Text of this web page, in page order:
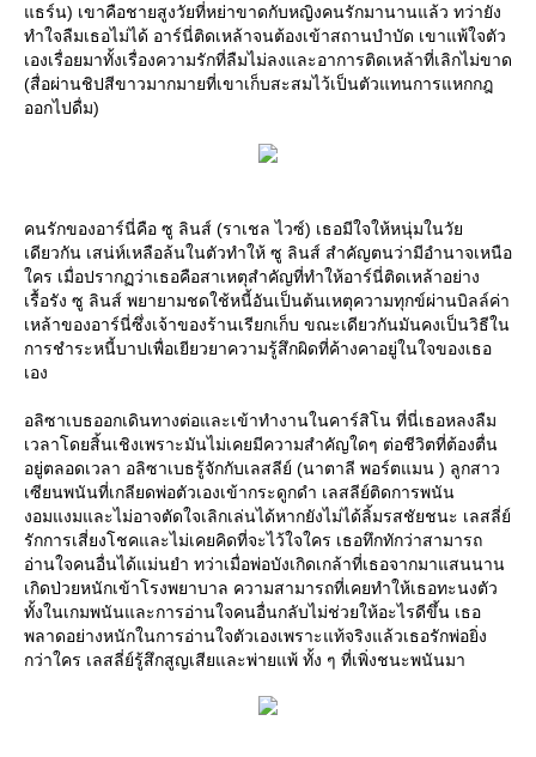
ธร์น) เขาคือชายสูงวัยที่หย่าขาดกับหญิงคนรักมานานแล้ว ทว่ายัง
ทำใจลืมเธอไม่ได้ อาร์นี่ติดเหล้าจนต้องเข้าสถานบำบัด เขาแพ้ใจตัว
เองเรื่อยมาทั้งเรื่องความรักที่ลืมไม่ลงและอาการติดเหล้าที่เลิกไม่ขาด
(สื่อผ่านชิปสีขาวมากมายที่เขาเก็บสะสมไว้เป็นตัวแทนการแหกกฎ
ออกไปดื่ม)
คนรักของอาร์นี่คือ ซู ลินส์ (ราเชล ไวซ์) เธอมีใจให้หนุ่มในวั
เดียวกัน เสน่ห์เหลือล้นในตัวทำให้ ซู ลินส์ สำคัญตนว่ามีอำนาจเหนือ
คร เมื่อปรากฏว่าเธอคือสาเหตุสำคัญที่ทำให้อาร์นี่ติดเหล้าอย่าง
เรื้อรัง ซู ลินส์ พยายามชดใช้หนี้อันเป็นต้นเหตุความทุกข์ผ่านบิลล์ค่า
เหล้าของอาร์นี่ซึ่งเจ้าของร้านเรียกเก็บ ขณะเดียวกันมันคงเป็นวิธีใน
การชำระหนี้บาปเพื่อเยียวยาความรู้สึกผิดที่ค้างคาอยู่ในใจของเธอ
เอง
อลิซาเบธออกเดินทางต่อและเข้าทำงานในคาร์สิโน ที่นี่เธอหลงลืม
เวลาโดยสิ้นเชิงเพราะมันไม่เคยมีความสำคัญใดๆ ต่อชีวิตที่ต้องตื่น
อยู่ตลอดเวลา อลิซาเบธรู้จักกับเลสลีย์ (นาตาลี พอร์ตแมน ) ลูกสาว
เซียนพนันที่เกลียดพ่อตัวเองเข้ากระดูกดำ เลสลีย์ติดการพนัน
งอมแงมและไม่อาจตัดใจเลิกเล่นได้หากยังไม่ได้ลิ้มรสชัยชนะ เลสลี่ย์
รักการเสี่ยงโชคและไม่เคยคิดที่จะไว้ใจใคร เธอทึกทักว่าสามารถ
อ่านใจคนอื่นได้แม่นยำ ทว่าเมื่อพ่อบังเกิดเกล้าที่เธอจากมาแสนนาน
เกิดป่วยหนักเข้าโรงพยาบาล ความสามารถที่เคยทำให้เธอทะนงตัว
ทั้งในเกมพนันและการอ่านใจคนอื่นกลับไม่ช่วยให้อะไรดีขึ้น เธอ
พลาดอย่างหนักในการอ่านใจตัวเองเพราะแท้จริงแล้วเธอรักพ่อยิ่ง
กว่าใคร เลสลี่ย์รู้สึกสูญเสียและพ่ายแพ้ ทั้ง ๆ ที่เพิ่งชนะพนันมา